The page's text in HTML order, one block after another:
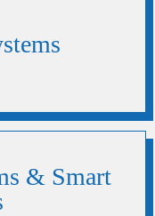
& Smart